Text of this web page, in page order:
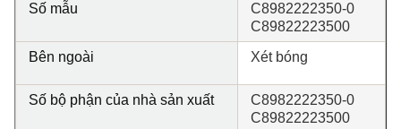
Số mẫu
C8982222350-0
C89822223500
Bên ngoài
Xét bóng
Số bộ phận của nhà sản xuất
C8982222350-0
C89822223500